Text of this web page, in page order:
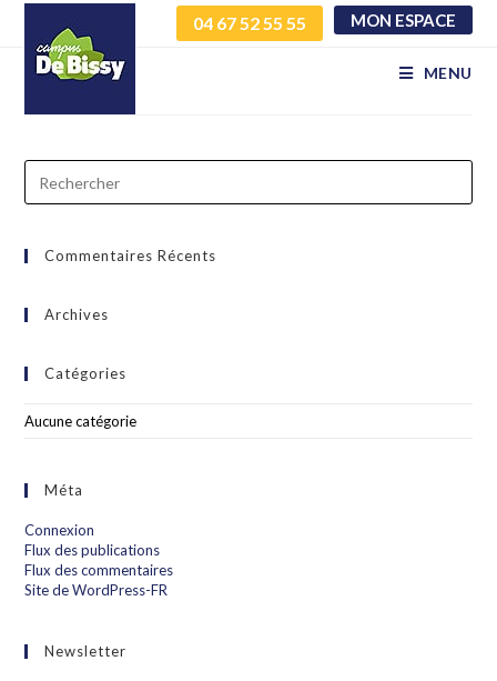
04 67 52 55 55 MON ESPACE
MENU
hwmoxldpik hozkwkseno
Commentaires Récents
Archives
Catégories
Aucune catégorie
Méta
Connexion
Flux des publications
Flux des commentaires
Site de WordPress-FR
Newsletter